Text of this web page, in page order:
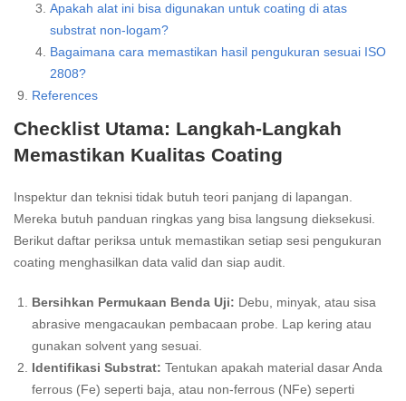
Apakah alat ini bisa digunakan untuk coating di atas
substrat non-logam?
Bagaimana cara memastikan hasil pengukuran sesuai ISO
2808?
References
Checklist Utama: Langkah-Langkah
Memastikan Kualitas Coating
Inspektur dan teknisi tidak butuh teori panjang di lapangan.
Mereka butuh panduan ringkas yang bisa langsung dieksekusi.
Berikut daftar periksa untuk memastikan setiap sesi pengukuran
coating menghasilkan data valid dan siap audit.
Bersihkan Permukaan Benda Uji: Debu, minyak, atau sisa
abrasive mengacaukan pembacaan probe. Lap kering atau
gunakan solvent yang sesuai.
Identifikasi Substrat: Tentukan apakah material dasar Anda
ferrous (Fe) seperti baja, atau non-ferrous (NFe) seperti